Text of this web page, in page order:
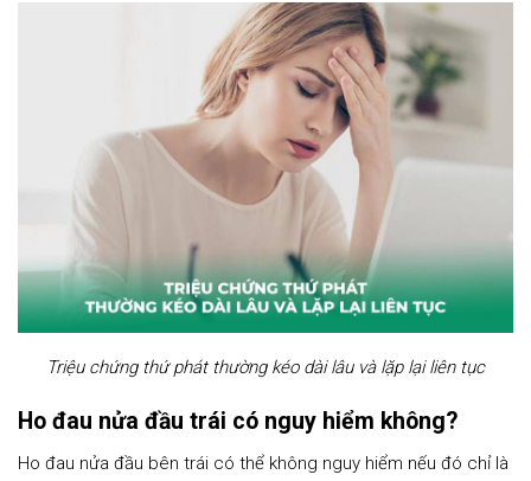
Triệu chứng thứ phát thường kéo dài lâu và lặp lại liên tục
Ho đau nửa đầu trái có nguy hiểm không?
Ho đau nửa đầu bên trái có thể không nguy hiểm nếu đó chỉ là